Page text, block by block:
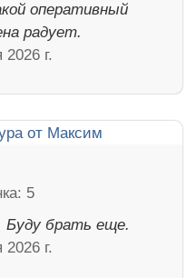
оперативный
радует.
2026 г.
Буду брать еще.
2026 г.